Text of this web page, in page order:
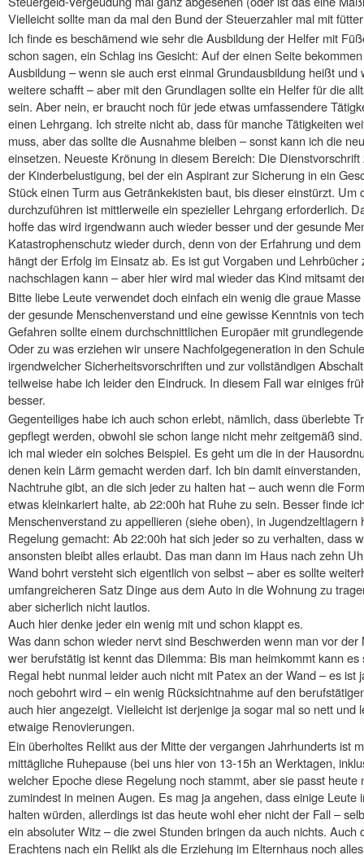
Vielleicht sollte man da mal den Bund der Steuerzahler mal mit
Ich finde es beschämend wie sehr die Ausbildung der Helfer mit
schon sagen, ein Schlag ins Gesicht: Auf der einen Seite
Ausbildung – wenn sie auch erst einmal Grundausbildung heißt und
weitere schafft – aber mit den Grundlagen sollte ein Helfer für die
sein. Aber nein, er braucht noch für jede etwas umfassendere
einen Lehrgang. Ich streite nicht ab, dass für manche Tätigkeiten
muss, aber das sollte die Ausnahme bleiben – sonst kann ich die
einsetzen. Neueste Krönung in diesem Bereich: Die
der Kinderbelustigung, bei der ein Aspirant zur Sicherung in ein
Stück einen Turm aus Getränkekisten baut, bis dieser einstürzt. Um
durchzuführen ist mittlerweile ein spezieller Lehrgang erforderlich.
hoffe das wird irgendwann auch wieder besser und der gesunde
Katastrophenschutz wieder durch, denn von der Erfahrung und
hängt der Erfolg im Einsatz ab. Es ist gut Vorgaben und
nachschlagen kann – aber hier wird mal wieder das Kind mitsamt
Bitte liebe Leute verwendet doch einfach ein wenig die graue
der gesunde Menschenverstand und eine gewisse Kenntnis von
Gefahren sollte einem durchschnittlichen Europäer mit
Oder zu was erziehen wir unsere Nachfolgegeneration in den
irgendwelcher Sicherheitsvorschriften und zur vollständigen
teilweise habe ich leider den Eindruck. In diesem Fall war einiges
besser.
Gegenteiliges habe ich auch schon erlebt, nämlich, dass überlebte
gepflegt werden, obwohl sie schon lange nicht mehr zeitgemäß
ich mal wieder ein solches Beispiel. Es geht um die in der
denen kein Lärm gemacht werden darf. Ich bin damit
Nachtruhe gibt, an die sich jeder zu halten hat – auch wenn die
etwas kleinkariert halte, ab 22:00h hat Ruhe zu sein. Besser finde
Menschenverstand zu appellieren (siehe oben), in
Regelung gemacht: Ab 22:00h hat sich jeder so zu verhalten, dass
ansonsten bleibt alles erlaubt. Das man dann im Haus nach zehn
Wand bohrt versteht sich eigentlich von selbst – aber es sollte
umfangreicheren Satz Dinge aus dem Auto in die Wohnung zu
aber sicherlich nicht lautlos.
Auch hier denke jeder ein wenig mit und schon klappt es.
Was dann schon wieder nervt sind Beschwerden wenn man vor
wer berufstätig ist kennt das Dilemma: Bis man heimkommt kann
Regal hebt nunmal leider auch nicht mit Patex an der Wand – es ist
noch gebohrt wird – ein wenig Rücksichtnahme auf den
auch hier angezeigt. Vielleicht ist derjenige ja sogar mal so nett und
etwaige Renovierungen.
Ein überholtes Relikt aus der Mitte der vergangen Jahrhunderts ist
mittägliche Ruhepause (bei uns hier von 13-15h an Werktagen,
welcher Epoche diese Regelung noch stammt, aber sie passt heute
zumindest in meinen Augen. Es mag ja angehen, dass einige Leute
halten würden, allerdings ist das heute wohl eher nicht der Fall –
ein absoluter Witz – die zwei Stunden bringen da auch nichts. Auch
Erachtens nach ein Relikt als die Erziehung im Elternhaus noch